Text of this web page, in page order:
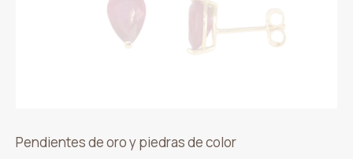
Pendientes de oro y piedras de color